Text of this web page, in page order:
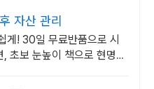
자산 관리
게! 30일 무료반품으로 시
초보 눈높이 책으로 현명한